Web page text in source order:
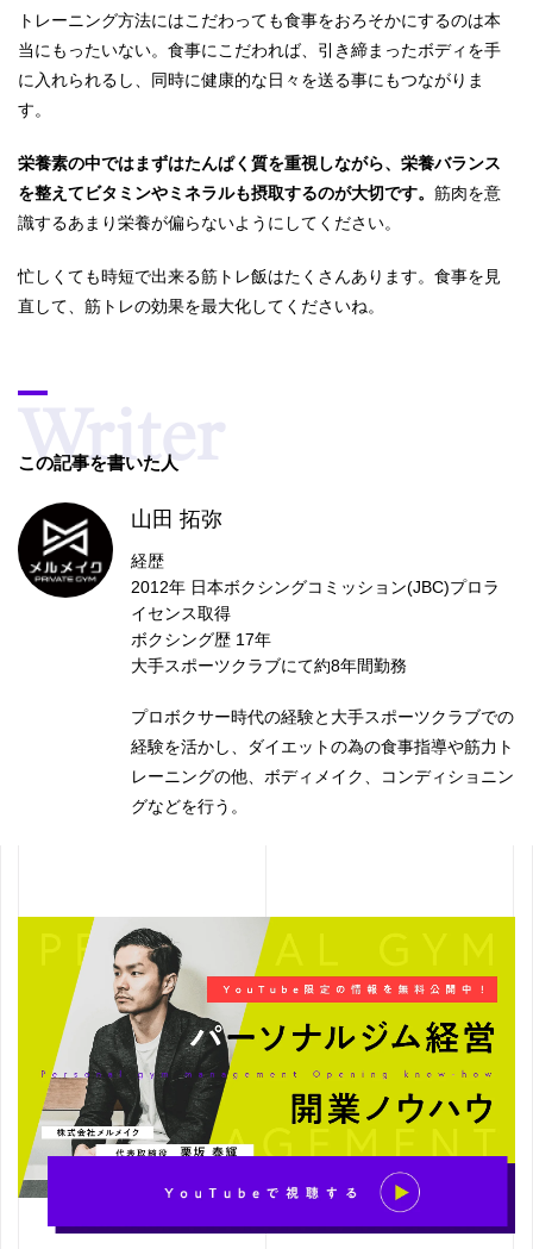
トレーニング方法にはこだわっても食事をおろそかにするのは本
当にもったいない。食事にこだわれば、引き締まったボディを手
に入れられるし、同時に健康的な日々を送る事にもつながりま
す。
栄養素の中ではまずはたんぱく質を重視しながら、栄養バランス
を整えてビタミンやミネラルも摂取するのが大切です。 筋肉を意
識するあまり栄養が偏らないようにしてください。
忙しくても時短で出来る筋トレ飯はたくさんあります。食事を見
直して、筋トレの効果を最大化してくださいね。
この記事を書いた人
山田 拓弥
経歴
2012年 日本ボクシングコミッション(JBC)プロラ
イセンス取得
ボクシング歴 17年
大手スポーツクラブにて約8年間勤務
プロボクサー時代の経験と大手スポーツクラブでの
経験を活かし、ダイエットの為の食事指導や筋力ト
レーニングの他、ボディメイク、コンディショニン
グなどを行う。